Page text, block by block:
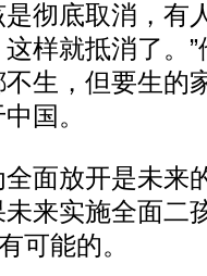
彻底取消，有
样就抵消了。
生，但要生的
国。
放开是未来
来实施全面二
可能的。